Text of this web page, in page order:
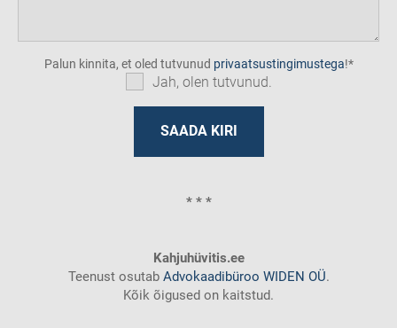
Palun kinnita, et oled tutvunud privaatsustingimustega!
Jah, olen tutvunud.
* * *
Kahjuhüvitis.ee
Teenust osutabAdvokaadibüroo WIDEN OÜ.
Kõik õigused on kaitstud.